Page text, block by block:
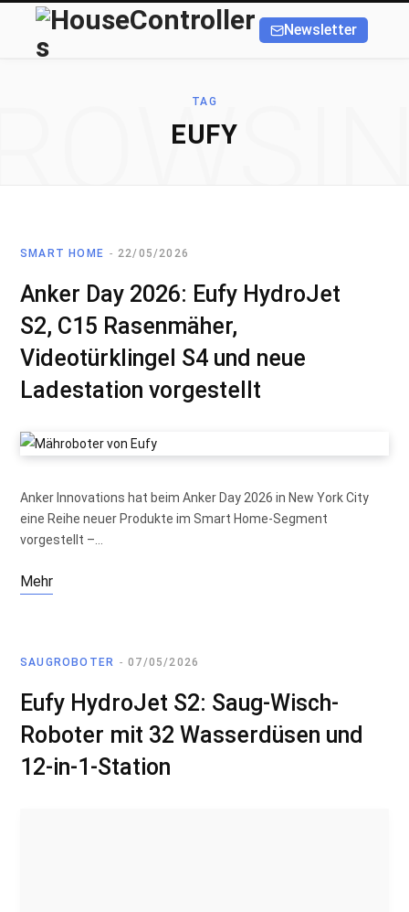
Newsletter
TAG
EUFY
SMART HOME 22/05/2026
Anker Day 2026: Eufy HydroJet
S2, C15 Rasenmäher,
Videotürklingel S4 und neue
Ladestation vorgestellt
Anker Innovations hat beim Anker Day 2026 in New York City
eine Reihe neuer Produkte im Smart Home-Segment
vorgestellt –…
Mehr
SAUGROBOTER 07/05/2026
Eufy HydroJet S2: Saug-Wisch-
Roboter mit 32 Wasserdüsen und
12-in-1-Station